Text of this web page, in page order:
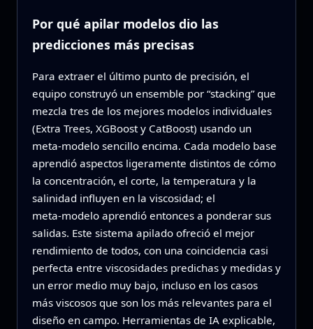
Por qué apilar modelos dio las
predicciones más precisas
Para extraer el último punto de precisión, el
equipo construyó un ensemble por “stacking” que
mezcla tres de los mejores modelos individuales
(Extra Trees, XGBoost y CatBoost) usando un
meta‑modelo sencillo encima. Cada modelo base
aprendió aspectos ligeramente distintos de cómo
la concentración, el corte, la temperatura y la
salinidad influyen en la viscosidad; el
meta‑modelo aprendió entonces a ponderar sus
salidas. Este sistema apilado ofreció el mejor
rendimiento de todos, con una coincidencia casi
perfecta entre viscosidades predichas y medidas y
un error medio muy bajo, incluso en los casos
más viscosos que son los más relevantes para el
diseño en campo. Herramientas de IA explicable,